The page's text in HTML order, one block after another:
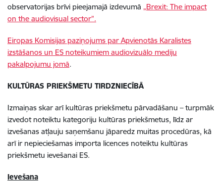
observatorijas brīvi pieejamajā izdevumā „Brexit: The impact
on the audiovisual sector”.
Eiropas Komisijas paziņojums par Apvienotās Karalistes
izstāšanos un ES noteikumiem audiovizuālo mediju
pakalpojumu jomā.
KULTŪRAS PRIEKŠMETU TIRDZNIECĪBĀ
Izmaiņas skar arī kultūras priekšmetu pārvadāšanu – turpmāk
izvedot noteiktu kategoriju kultūras priekšmetus, līdz ar
izvešanas atļauju saņemšanu jāparedz muitas procedūras, kā
arī ir nepieciešamas importa licences noteiktu kultūras
priekšmetu ievešanai ES.
Ievešana